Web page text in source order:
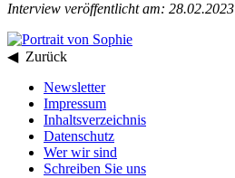
Interview veröffentlicht am: 28.02.2023
◀ Zurück
Newsletter
Impressum
Inhaltsverzeichnis
Datenschutz
Wer wir sind
Schreiben Sie uns